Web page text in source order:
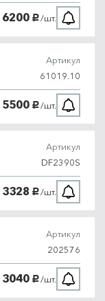
6200 руб./шт.
Артикул
61019.10
5500 руб./шт.
Артикул
DF2390S
3328 руб./шт.
Артикул
202576
3040 руб./шт.